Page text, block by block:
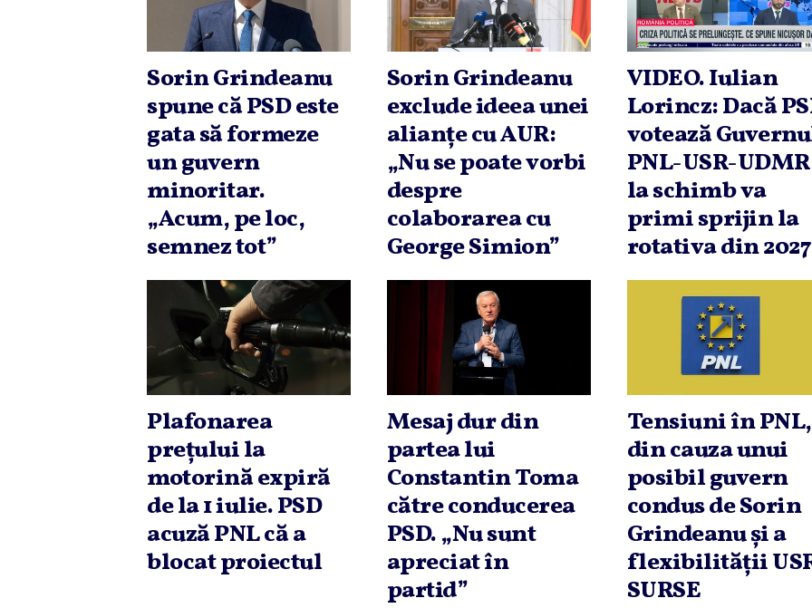
Sorin Grindeanu
spune că PSD este
gata să formeze
un guvern
minoritar.
„Acum, pe loc,
semnez tot”
Sorin Grindeanu
exclude ideea unei
alianţe cu AUR:
„Nu se poate vorbi
despre
colaborarea cu
George Simion”
VIDEO. Iulian
Lorincz: Dacă
votează
PNL-USR-
la schimb va
primi sprijin la
rotativa din 2027
Plafonarea
preţului la
motorină expiră
de la 1 iulie. PSD
acuză PNL că a
blocat proiectul
Mesaj dur din
partea lui
Constantin Toma
către conducerea
PSD. „Nu sunt
apreciat în
partid”
Tensiuni în PNL,
din cauza unui
posibil guvern
condus de Sorin
Grindeanu şi a
flexibilităţii
SURSE